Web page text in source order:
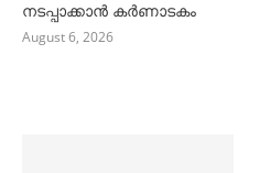
നടപ്പാക്കാൻ കര്‍ണാടകം
August 6, 2026